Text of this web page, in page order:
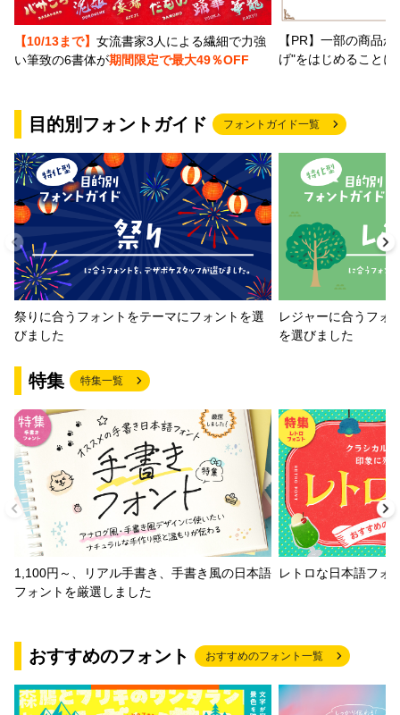
S明朝ハードW4
S明朝ハードW5
S明朝ハードW6
S明朝ハードW7
S明朝ハードW8
S明朝ハードW9
ウインクスJ1＋JTCウインM1
ウインクスJ5＋JTCウインM5
ウインクスJ9＋JTCウインM9
ウインクスV1＋JTCウインM1
ウインクスV5＋JTCウインM5
ウインクスV9＋JTCウインM9
ウインクスL1＋JTCウインS1
【10/13まで】 女流書家3人による繊細で力強
い筆致の6書体が期間限定で最大49％OFF
【PR】一部の商品
げ"をはじめること
目的別フォントガイド フォントガイド一覧
祭りに合うフォントをテーマにフォントを選
びました
レジャーに合うフォ
を選びました
特集 特集一覧
1,100円～、リアル手書き、手書き風の日本語
フォントを厳選しました
レトロな日本語フォ
おすすめのフォント おすすめのフォント一覧